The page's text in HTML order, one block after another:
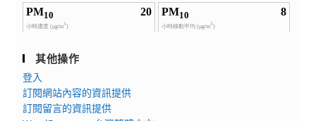
其他操作
登入
訂閱網站內容的資訊提供
訂閱留言的資訊提供